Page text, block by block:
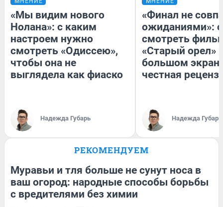
«Мы видим нового
Нолана»: с каким
настроем нужно
смотреть «Одиссею»,
чтобы она не
выглядела как фиаско
Надежда Губарь
«Финал не
ожиданиями»:
смотреть
«Старый орел»
большом
честная
Надежда Губарь
РЕКОМЕНДУЕМ
Муравьи и тля больше не сунут носа в
ваш огород: народные способы борьбы
с вредителями без химии